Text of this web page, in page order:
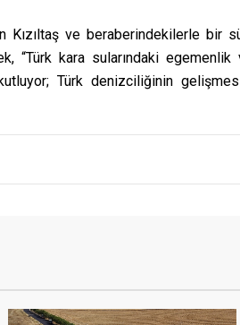
Kızıltaş ve beraberindekilerle bir
“Türk kara sularındaki egemenlik
Türk denizciliğinin